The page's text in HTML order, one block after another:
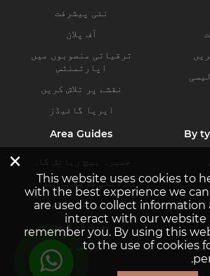
نئی پیشرفت
آف پلان
ترقیاتی منصوبوں میں
اپارٹمنٹس
نقشے پر تلاش کریں
ایریا گائیڈز
By
Area Guides
جمیرہ بیچ رہائش گاہ
دبئی کریک ہاربر
دبئی ہلز اسٹیٹ
پورٹ ڈی لا مر
بزنس بے
×
This website uses cookies to
with the best experience we
are used to collect information
interact with our website
remember you. By using this
to the use of cookies